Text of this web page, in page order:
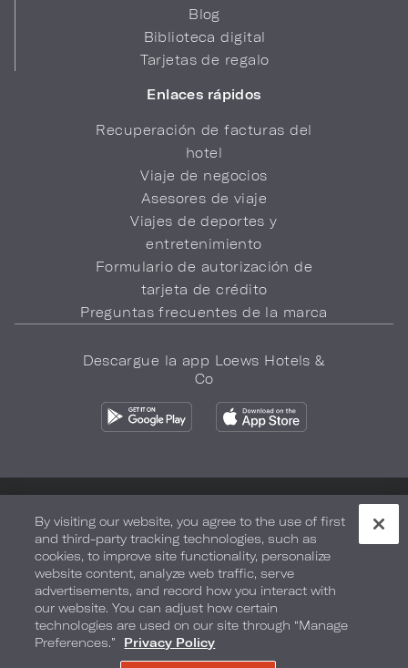
Blog
Biblioteca digital
Tarjetas de regalo
Enlaces rápidos
Recuperación de facturas del
hotel
Viaje de negocios
Asesores de viaje
Viajes de deportes y
entretenimiento
Formulario de autorización de
tarjeta de crédito
Preguntas frecuentes de la marca
Descargue la app Loews Hotels &
Co
Seguridad y bienestar Términos de Uso Accesibilidad
Mapa del sitio Sus opciones de privacidad
DERECHOS DE AUTOR 2026.LOEWS HOTELS & CO
By visiting our website, you agree to the use of first
and third-party tracking technologies, such as
cookies, to improve site functionality, personalize
website content, analyze web traffic, serve
advertisements, and record how you interact with
our website. You can adjust how certain
technologies are used on our site through “Manage
Preferences.”
Privacy Policy